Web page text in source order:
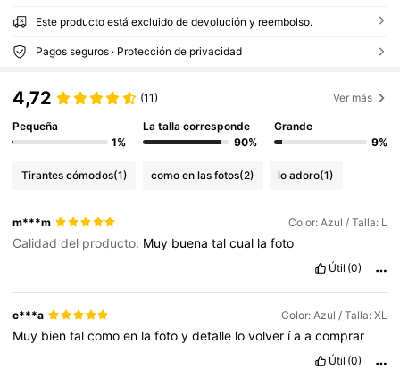
Este producto está excluido de devolución y reembolso.
Pagos seguros · Protección de privacidad
4,72 (11) Ver más
Pequeña
1%
La talla corresponde
90%
Grande
9%
Tirantes cómodos(1) como en las fotos(2) lo adoro(1)
m***m Color: Azul / Talla: L
Calidad del producto: Muy buenatalcual lafoto
Útil (0)
c***a Color: Azul / Talla: XL
Muy bientalcomoen lafotoydetalle lovolver íaacomprar
Útil (0)